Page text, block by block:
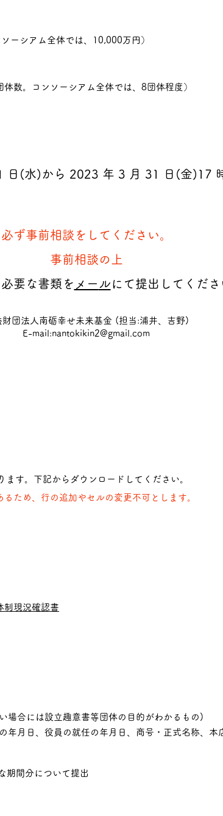
シアム全体では、
10,000万円）
。コンソーシアム全体では、 8団体程度）
日(水)から 2023 年 3 月 31 日(金)17
必ず事前相談をしてください。
​​事前相談の上
要な書類を メー ル にて提出してくだ
財団法人南砺幸せ未来基金 (担当:浦井、吉野)
E-mail:nantokikin2@gmail.com
す。下記からダウンロードしてください。
ため、行の追加やセルの変更不可とします。
制現況確認書
場合には設立趣意書等団体の目的がわかるもの)
年月日、役員の就任の年月日、商号・正式名称、本
期間分について提出